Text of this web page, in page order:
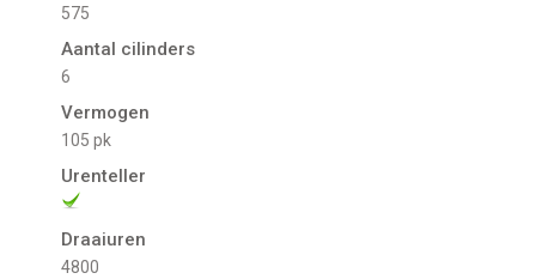
575
Aantal cilinders
6
Vermogen
105 pk
Urenteller
Draaiuren
4800